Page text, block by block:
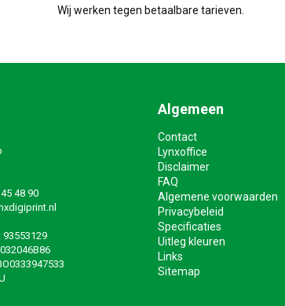
Wij werken tegen betaalbare tarieven.
48 90
93553129
Algemeen
Contact
Lynxoffice
Disclaimer
FAQ
Algemene voorwaarden
Privacybeleid
Specificaties
Uitleg kleuren
Links
Sitemap